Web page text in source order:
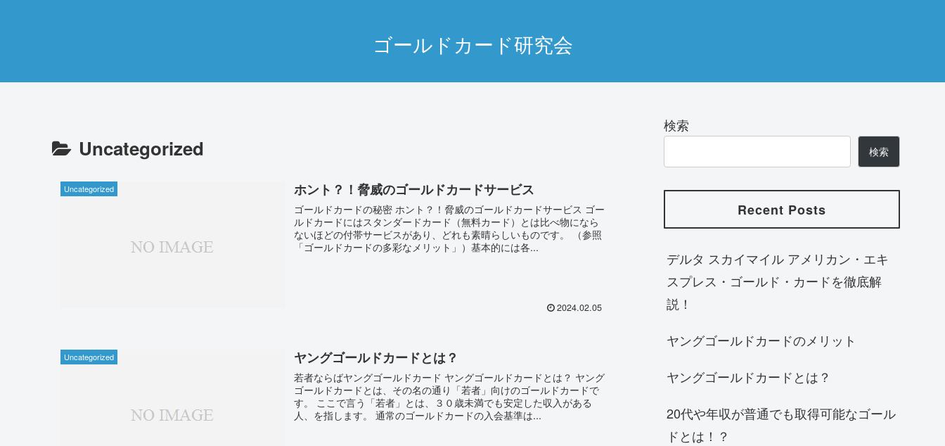
ゴールドカード研究会
Uncategorized
Uncategorized ホント？！脅威のゴールドカードサービス
ゴールドカードの秘密 ホント？！脅威のゴールドカードサービス ゴー
ルドカードにはスタンダードカード（無料カード）とは比べ物になら
ないほどの付帯サービスがあり、どれも素晴らしいものです。 （参照
「ゴールドカードの多彩なメリット」）基本的には各...
2024.02.05
Uncategorized ヤングゴールドカードとは？
若者ならばヤングゴールドカード ヤングゴールドカードとは？ ヤング
ゴールドカードとは、その名の通り「若者」向けのゴールドカードで
す。 ここで言う「若者」とは、３０歳未満でも安定した収入がある
人、を指します。 通常のゴールドカードの入会基準は...
検索
検索
Recent Posts
デルタ スカイマイル アメリカン・エキ
スプレス・ゴールド・カードを徹底解
説！
ヤングゴールドカードのメリット
ヤングゴールドカードとは？
20代や年収が普通でも取得可能なゴール
ドとは！？